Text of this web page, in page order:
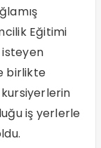
Eğitimi
isteyen
birlikte
iş yerlerle